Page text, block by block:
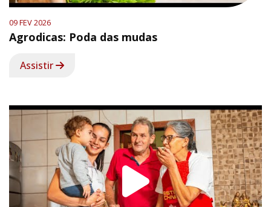
09 FEV 2026
Agrodicas: Poda das mudas
Assistir